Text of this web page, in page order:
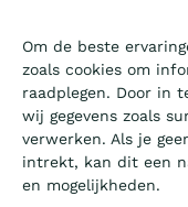
Om de beste
zoals cookies om
raadplegen. Door in
wij gegevens zoals
verwerken. Als je
intrekt, kan dit een
en mogelijkheden.
© 2026 CO₂-
Prestatieladder
Privacy &
Cookies
Sitemap